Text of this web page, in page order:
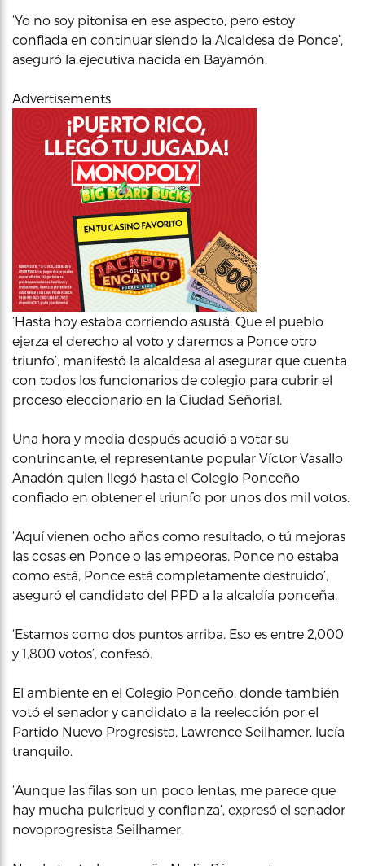
‘Yo no soy pitonisa en ese aspecto, pero estoy
confiada en continuar siendo la Alcaldesa de Ponce’,
aseguró la ejecutiva nacida en Bayamón.
Advertisements
‘Hasta hoy estaba corriendo asustá. Que el pueblo
ejerza el derecho al voto y daremos a Ponce otro
triunfo’, manifestó la alcaldesa al asegurar que cuenta
con todos los funcionarios de colegio para cubrir el
proceso eleccionario en la Ciudad Señorial.
Una hora y media después acudió a votar su
contrincante, el representante popular Víctor Vasallo
Anadón quien llegó hasta el Colegio Ponceño
confiado en obtener el triunfo por unos dos mil votos.
‘Aquí vienen ocho años como resultado, o tú mejoras
las cosas en Ponce o las empeoras. Ponce no estaba
como está, Ponce está completamente destruído’,
aseguró el candidato del PPD a la alcaldía ponceña.
‘Estamos como dos puntos arriba. Eso es entre 2,000
y 1,800 votos’, confesó.
El ambiente en el Colegio Ponceño, donde también
votó el senador y candidato a la reelección por el
Partido Nuevo Progresista, Lawrence Seilhamer, lucía
tranquilo.
‘Aunque las filas son un poco lentas, me parece que
hay mucha pulcritud y confianza’, expresó el senador
novoprogresista Seilhamer.